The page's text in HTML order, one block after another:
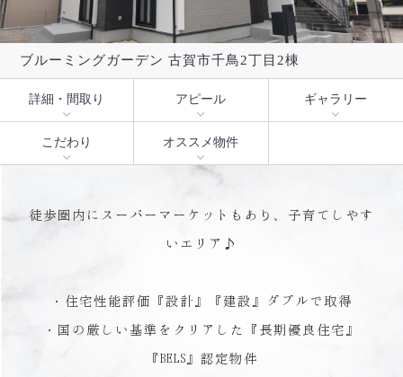
ブルーミングガーデン 古賀市千鳥2丁目2棟
詳細・間取り アピール ギャラリー
こだわり オススメ物件
徒歩圏内にスーパーマーケットもあり、子育てしやす
いエリア♪
・住宅性能評価『設計』『建設』ダブルで取得
・国の厳しい基準をクリアした『長期優良住宅』
『BELS』認定物件